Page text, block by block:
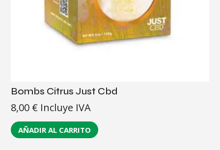
Bombs Citrus Just Cbd
8,00 € Incluye IVA
AÑADIR AL CARRITO